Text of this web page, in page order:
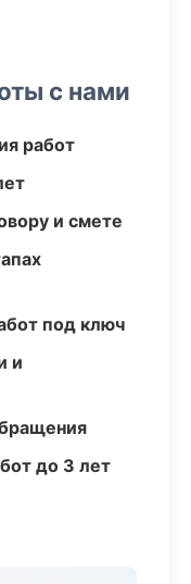
с нами
работ
и смете
под ключ
и
до 3 лет